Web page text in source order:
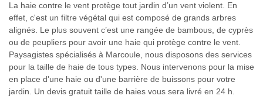
La haie contre le vent protège tout jardin d’un vent violent. En
effet, c'est un filtre végétal qui est composé de grands arbres
alignés. Le plus souvent c’est une rangée de bambous, de cyprès
ou de peupliers pour avoir une haie qui protège contre le vent.
Paysagistes spécialisés à Marcoule, nous disposons des services
pour la taille de haie de tous types. Nous intervenons pour la mise
en place d'une haie ou d'une barrière de buissons pour votre
jardin. Un devis gratuit taille de haies vous sera livré en 24 h.